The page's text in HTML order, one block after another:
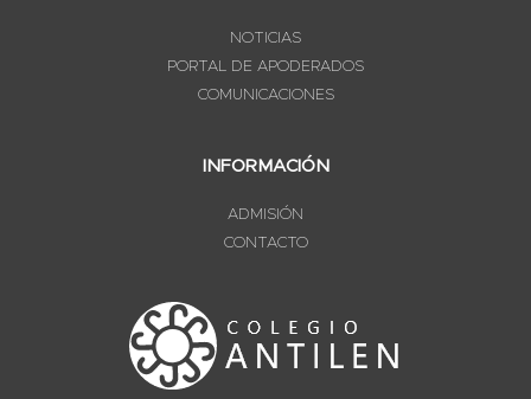
NOTICIAS
PORTAL DE APODERADOS
COMUNICACIONES
INFORMACIÓN
ADMISIÓN
CONTACTO